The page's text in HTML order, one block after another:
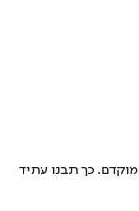
כך תבנו עתיד